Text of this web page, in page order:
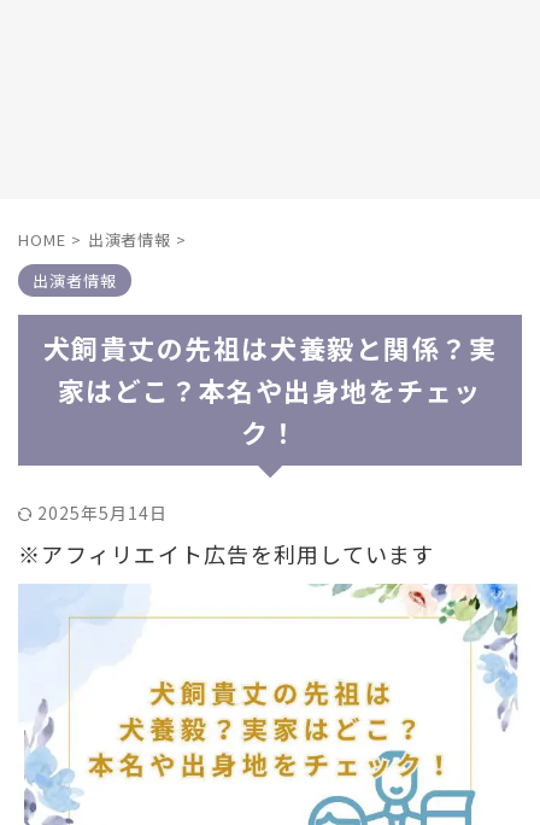
HOME > 出演者情報 >
出演者情報
犬飼貴丈の先祖は犬養毅と関係？実
家はどこ？本名や出身地をチェッ
ク！
2025年5月14日
※アフィリエイト広告を利用しています